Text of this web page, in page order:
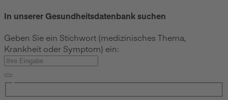
In unserer Gesundheitsdatenbank suchen
Geben Sie ein Stichwort (medizinisches Thema,
Krankheit oder Symptom) ein: